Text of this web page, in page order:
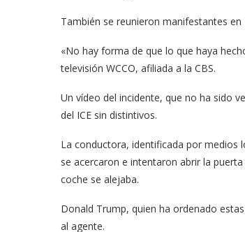
También se reunieron manifestantes
«No hay forma de que lo que haya
televisión WCCO, afiliada a la CBS.
Un vídeo del incidente, que no ha sido
del ICE sin distintivos.
La conductora, identificada por medios
se acercaron e intentaron abrir la
coche se alejaba.
Donald Trump, quien ha ordenado
al agente.